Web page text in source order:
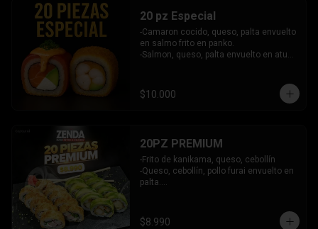
20 pz Especial
-Camaron cocido, queso, palta envuelto
en salmo frito en panko.
-Salmon, queso, palta envuelto en atun
$10.000
20PZ PREMIUM
-Frito de kanikama, queso, cebollín
-Queso, cebollín, pollo furai envuelto en
palta.
$8.990